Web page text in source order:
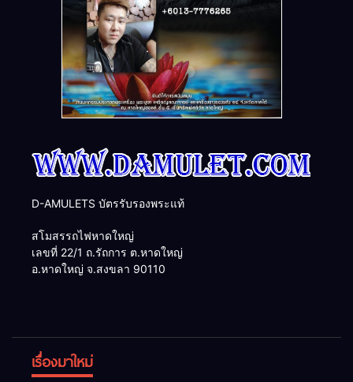
D-AMULETS บัตรรับรองพระแท้
สโมสรรถไฟหาดใหญ่
เลขที่ 22/1 ถ.รัถการ ต.หาดใหญ่
อ.หาดใหญ่ จ.สงขลา 90110
เรื่องมาใหม่